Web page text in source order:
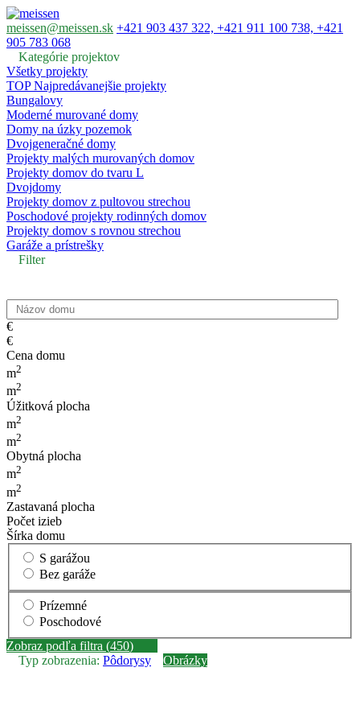
meissen@meissen.sk +421 903 437 322, +421 911 100 738, +421
905 783 068
Kategórie projektov
Všetky projekty
TOP Najpredávanejšie projekty
Bungalovy
Moderné murované domy
Domy na úzky pozemok
Dvojgeneračné domy
Projekty malých murovaných domov
Projekty domov do tvaru L
Dvojdomy
Projekty domov z pultovou strechou
Poschodové projekty rodinných domov
Projekty domov s rovnou strechou
Garáže a prístrešky
Filter
€
€
Cena domu
m2
m2
Úžitková plocha
m2
m2
Obytná plocha
m2
m2
Zastavaná plocha
Počet izieb
Šírka domu
S garážou
Bez garáže
Prízemné
Poschodové
Zobraz podľa filtra (450)
Typ zobrazenia: Pôdorysy Obrázky